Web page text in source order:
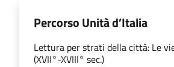
Percorso Unità d’Italia
Lettura per strati della città: Le
(XVII°-XVIII° sec.)